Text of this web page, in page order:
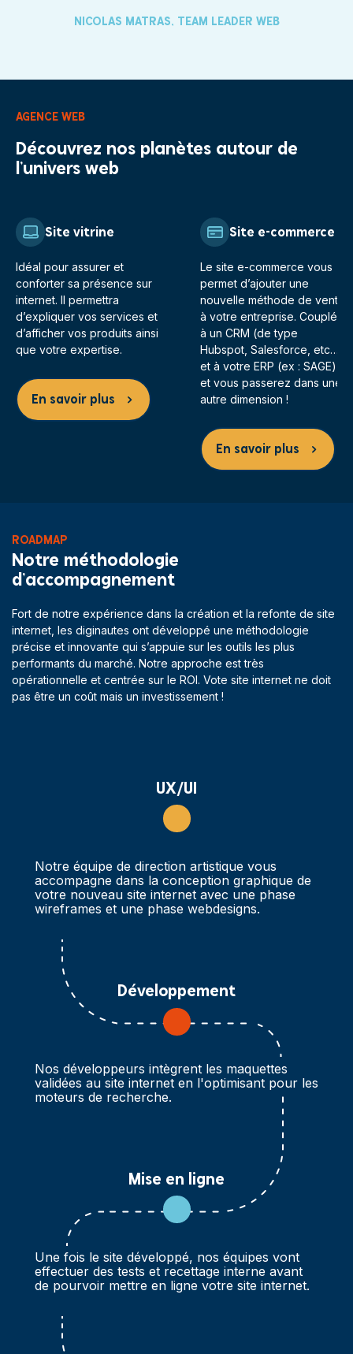
NICOLAS MATRAS, TEAM LEADER WEB
AGENCE WEB
Découvrez nos planètes autour de
l’universweb
Site vitrine
Idéal pour assurer et
conforter sa présence sur
internet. Il permettra
d’expliquer vos services et
d’afficher vos produits ainsi
que votre expertise.
En savoir plus
Site e-commerce
Le site e-commerce vous
permet d’ajouter une
nouvelle méthode de vente
à votre entreprise. Couplé
à un CRM (de type
Hubspot, Salesforce, etc…)
et à votre ERP (ex : SAGE)
et vous passerez dans une
autre dimension !
En savoir plus
ROADMAP
Notre méthodologie
d’accompagnement
Fort de notre expérience dans la création et la refonte de site
internet, les diginautes ont développé une méthodologie
précise et innovante qui s’appuie sur les outils les plus
performants du marché. Notre approche est très
opérationnelle et centrée sur le ROI. Vote site internet ne doit
pas être un coût mais un investissement !
UX/UI
Notre équipe de direction artistique vous
accompagne dans la conception graphique de
votre nouveau site internet avec une phase
wireframes et une phase webdesigns.
Développement
Nos développeurs intègrent les maquettes
validées au site internet en l'optimisant pour les
moteurs de recherche.
Mise en ligne
Une fois le site développé, nos équipes vont
effectuer des tests et recettage interne avant
de pourvoir mettre en ligne votre site internet.